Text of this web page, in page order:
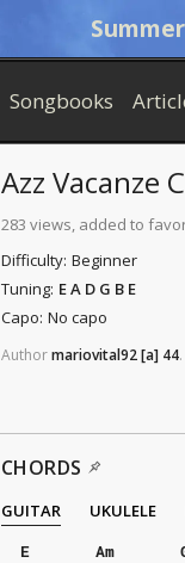
Songbooks
Azz Vacanze
283 views, added to
Difficulty: Beginner
Tuning: E A D G B E
Capo: No capo
Authormariovital92[a] 44.
CHORDS
GUITAR UKULELE
E
Am